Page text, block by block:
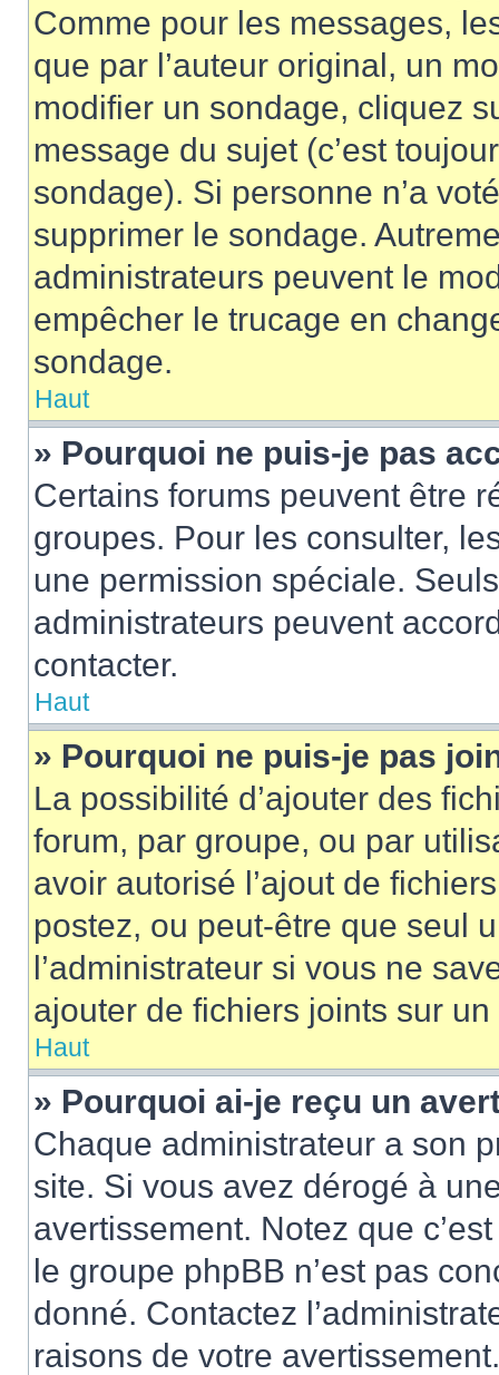
Comme pour les messages,
que par l’auteur original, un
modifier un sondage, cliquez
message du sujet (c’est
sondage). Si personne n’a
supprimer le sondage.
administrateurs peuvent le
empêcher le trucage en
sondage.
Haut
» Pourquoi ne puis-je pas
Certains forums peuvent être
groupes. Pour les consulter,
une permission spéciale.
administrateurs peuvent
contacter.
Haut
» Pourquoi ne puis-je pas
La possibilité d’ajouter des
forum, par groupe, ou par
avoir autorisé l’ajout de
postez, ou peut-être que seul
l’administrateur si vous ne
ajouter de fichiers joints sur un
Haut
» Pourquoi ai-je reçu un
Chaque administrateur a son
site. Si vous avez dérogé à
avertissement. Notez que
le groupe phpBB n’est pas
donné. Contactez
raisons de votre avertissement.